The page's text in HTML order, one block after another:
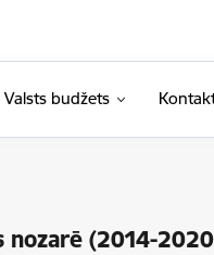
Valsts budžets
(2014-